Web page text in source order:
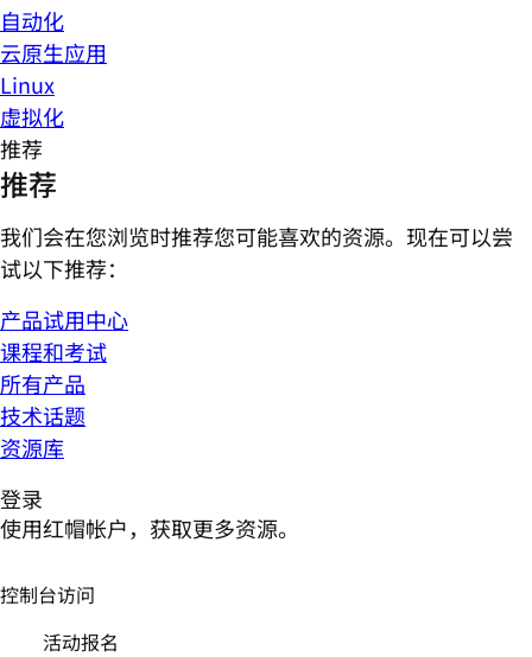
自动化
云原生应用
Linux
虚拟化
推荐
推荐
我们会在您浏览时推荐您可能喜欢的资源。现在可以尝
试以下推荐：
产品试用中心
课程和考试
所有产品
技术话题
资源库
登录
使用红帽帐户，获取更多资源。
控制台访问
活动报名